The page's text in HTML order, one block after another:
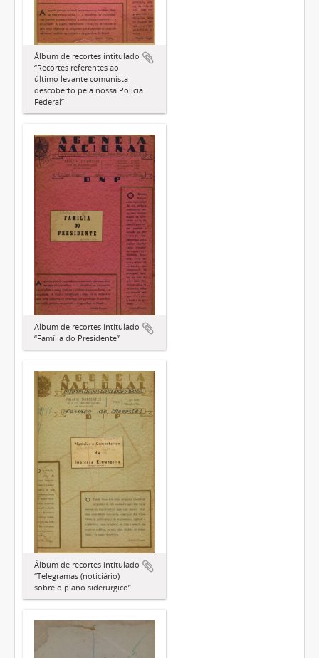
Álbum de recortes intitulado
“Recortes referentes ao
último levante comunista
descoberto pela nossa Polícia
Federal”
Álbum de recortes intitulado
“Família do Presidente”
Álbum de recortes intitulado
“Telegramas (noticiário)
sobre o plano siderúrgico”